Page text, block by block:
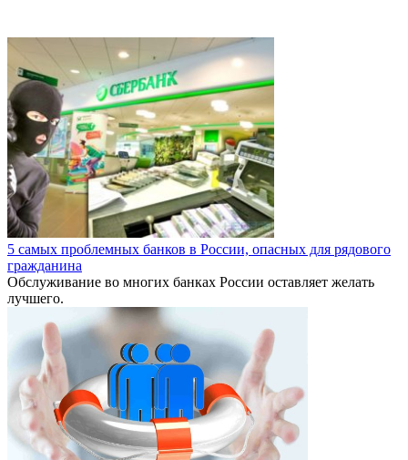
5 самых проблемных банков в России, опасных для рядового
гражданина
Обслуживание во многих банках России оставляет желать
лучшего.